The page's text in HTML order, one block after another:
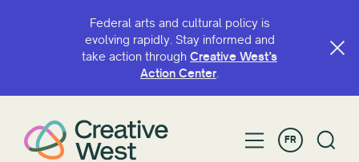
Federal arts and cultural policy is
evolving rapidly. Stay informed and
take action through Creative West’s
Action Center.
FR